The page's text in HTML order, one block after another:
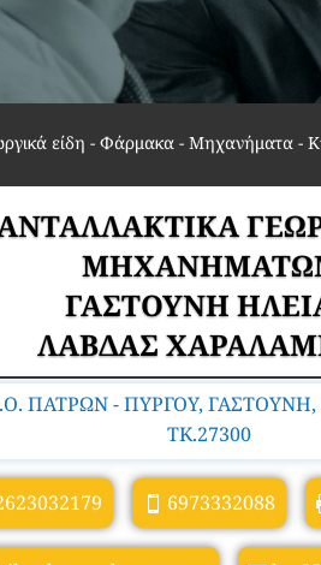
είδη - Φάρμακα - Μηχανήματα -
ΓΑΣΤΟΥΝΗ
ΛΑΒΔΑΣ
ΠΑΤΡΩΝ - ΠΥΡΓΟΥ,
TK.27300
6973332088